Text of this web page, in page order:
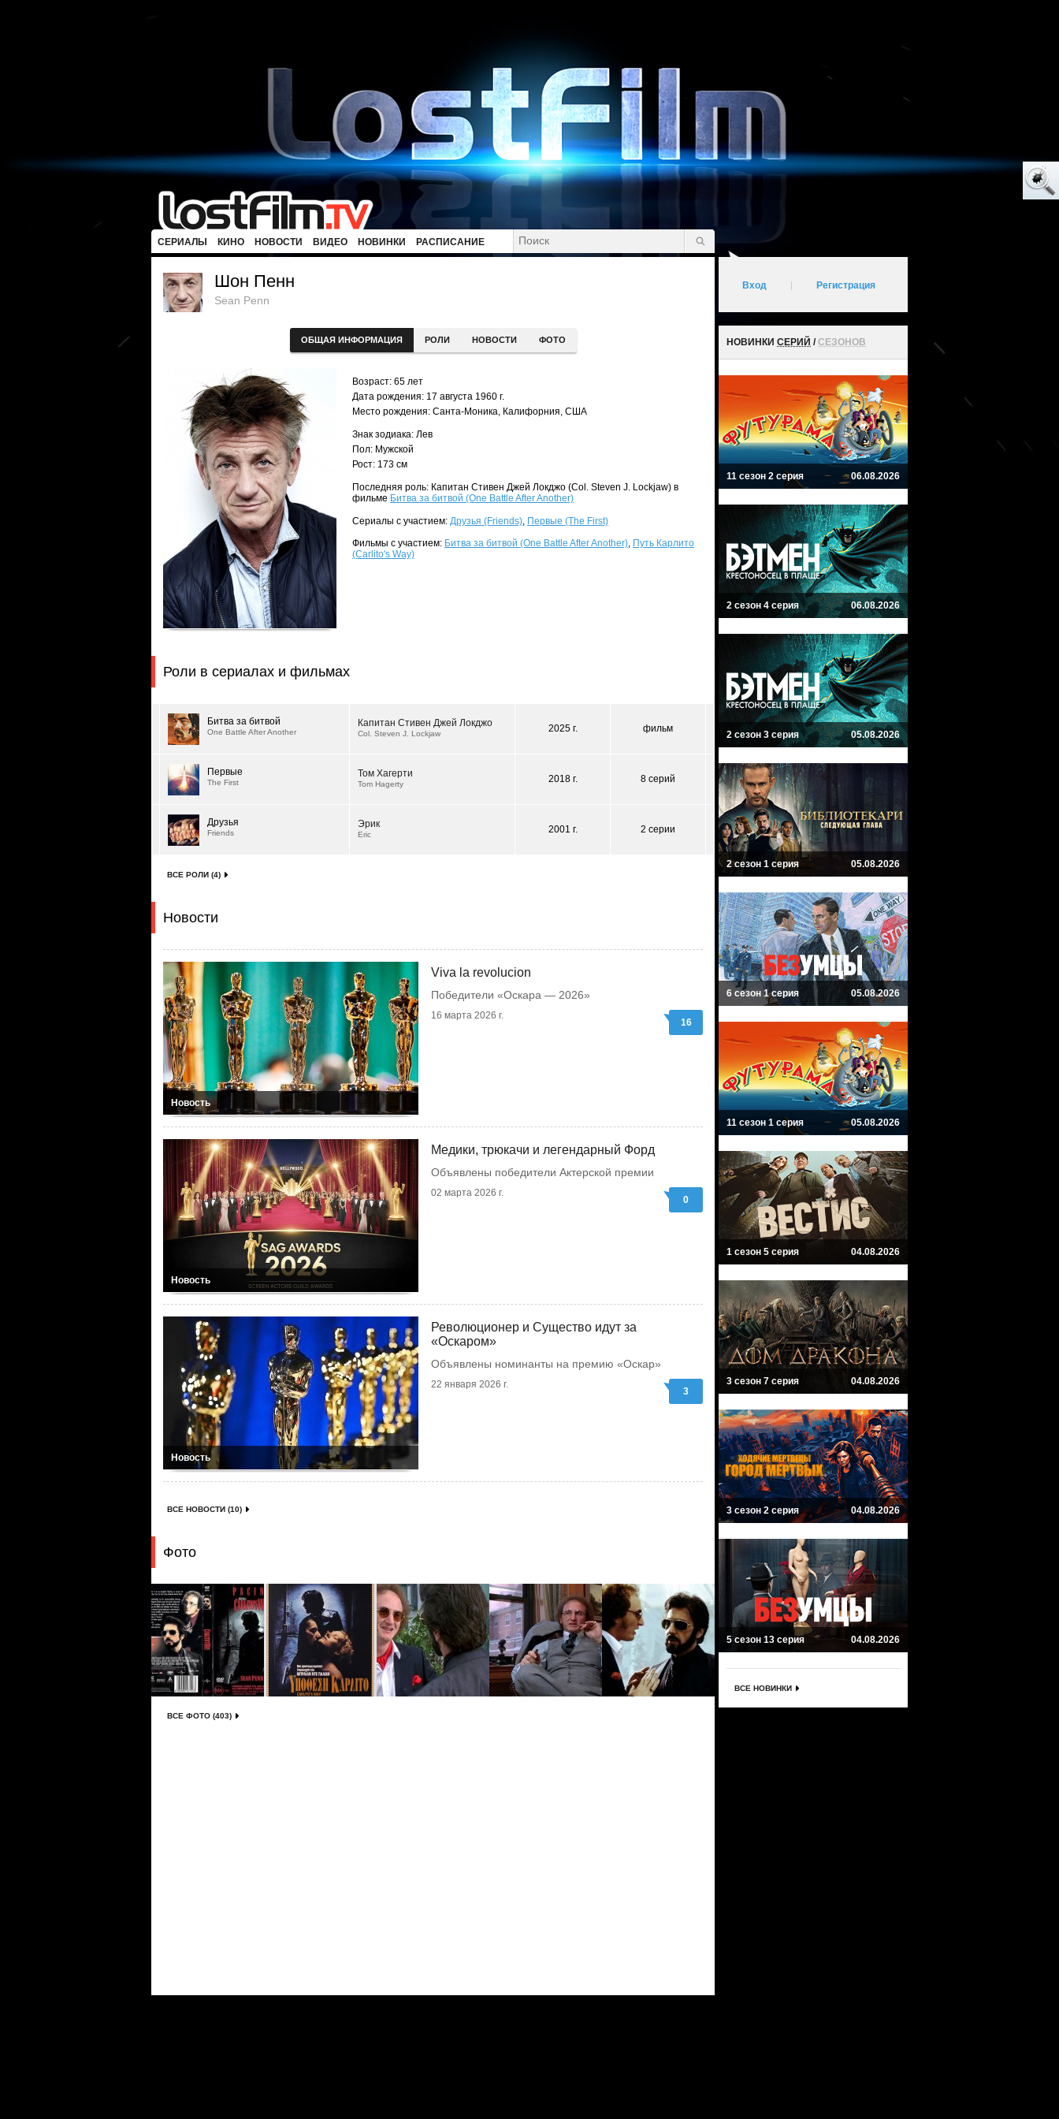
СЕРИАЛЫ КИНО НОВОСТИ ВИДЕО НОВИНКИ РАСПИСАНИЕ
Шон Пенн
Sean Penn
ОБЩАЯ ИНФОРМАЦИЯ РОЛИ НОВОСТИ ФОТО
Возраст: 65 лет
Дата рождения: 17 августа 1960 г.
Место рождения: Санта-Моника, Калифорния, США
Знак зодиака: Лев
Пол: Мужской
Рост: 173 см
Последняя роль: Капитан Стивен Джей Локджо (Col. Steven J. Lockjaw) в
фильме Битва за битвой (One Battle After Another)
Сериалы с участием: Друзья (Friends), Первые (The First)
Фильмы с участием: Битва за битвой (One Battle After Another), Путь Карлито
(Carlito's Way)
Роли в сериалах и фильмах
Битва за битвой
One Battle After Another
Капитан Стивен Джей Локджо
Col. Steven J. Lockjaw 2025 г. фильм
Первые
The First
Том Хагерти
Tom Hagerty 2018 г. 8 серий
Друзья
Friends
Эрик
Eric 2001 г. 2 серии
ВСЕ РОЛИ (4)
Новости
Новость
Viva la revolucion
Победители «Оскара — 2026»
16 марта 2026 г.
16
Новость
Медики, трюкачи и легендарный Форд
Объявлены победители Актерской премии
02 марта 2026 г.
0
Новость
Революционер и Существо идут за
«Оскаром»
Объявлены номинанты на премию «Оскар»
22 января 2026 г.
3
ВСЕ НОВОСТИ (10)
Фото
ВСЕ ФОТО (403)
Вход Регистрация
НОВИНКИ СЕРИЙ /СЕЗОНОВ
11 сезон 2 серия 06.08.2026
2 сезон 4 серия 06.08.2026
2 сезон 3 серия 05.08.2026
2 сезон 1 серия 05.08.2026
6 сезон 1 серия 05.08.2026
11 сезон 1 серия 05.08.2026
1 сезон 5 серия 04.08.2026
3 сезон 7 серия 04.08.2026
3 сезон 2 серия 04.08.2026
5 сезон 13 серия 04.08.2026
ВСЕ НОВИНКИ